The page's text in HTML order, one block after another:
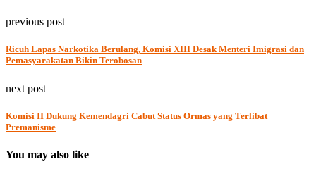
previous post
Ricuh Lapas Narkotika Berulang, Komisi XIII Desak Menteri Imigrasi dan
Pemasyarakatan Bikin Terobosan
next post
Komisi II Dukung Kemendagri Cabut Status Ormas yang Terlibat
Premanisme
You may also like